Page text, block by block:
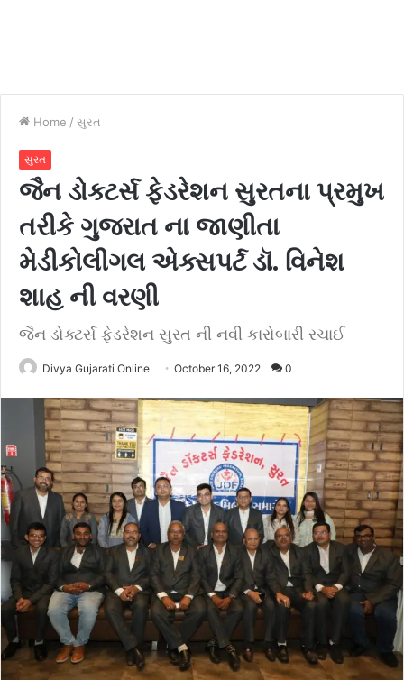
Home / સુરત
સુરત
જૈન ડોક્ટર્સ ફેડરેશન સુરતના પ્રમુખ
તરીકે ગુજરાત ના જાણીતા
મેડીકોલીગલ એક્સપર્ટ ડૉ. વિનેશ
શાહ ની વરણી
જૈન ડોક્ટર્સ ફેડરેશન સુરત ની નવી કારોબારી રચાઈ
Divya Gujarati Online October 16, 2022 0